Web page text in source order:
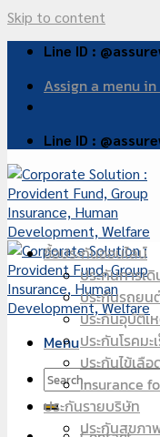
Skip to content
Line ID :
Assign a menu
Line ID :
Menu
ซื้อประกันออนไลน์
ประกันการเ
ประกันรถยน
ประกันอุบัติเ
ประกันโรคม
ประกันไข้เลื
Insurance
ประกันรายบริษัท
ประกันสุขภ